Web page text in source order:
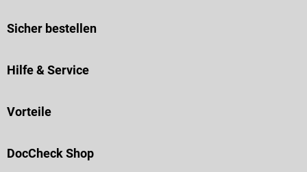
Sicher bestellen
Hilfe & Service
Vorteile
DocCheck Shop